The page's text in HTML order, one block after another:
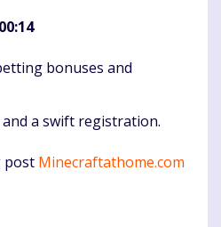
bonuses and
a swift registration.
post Minecraftathome.com